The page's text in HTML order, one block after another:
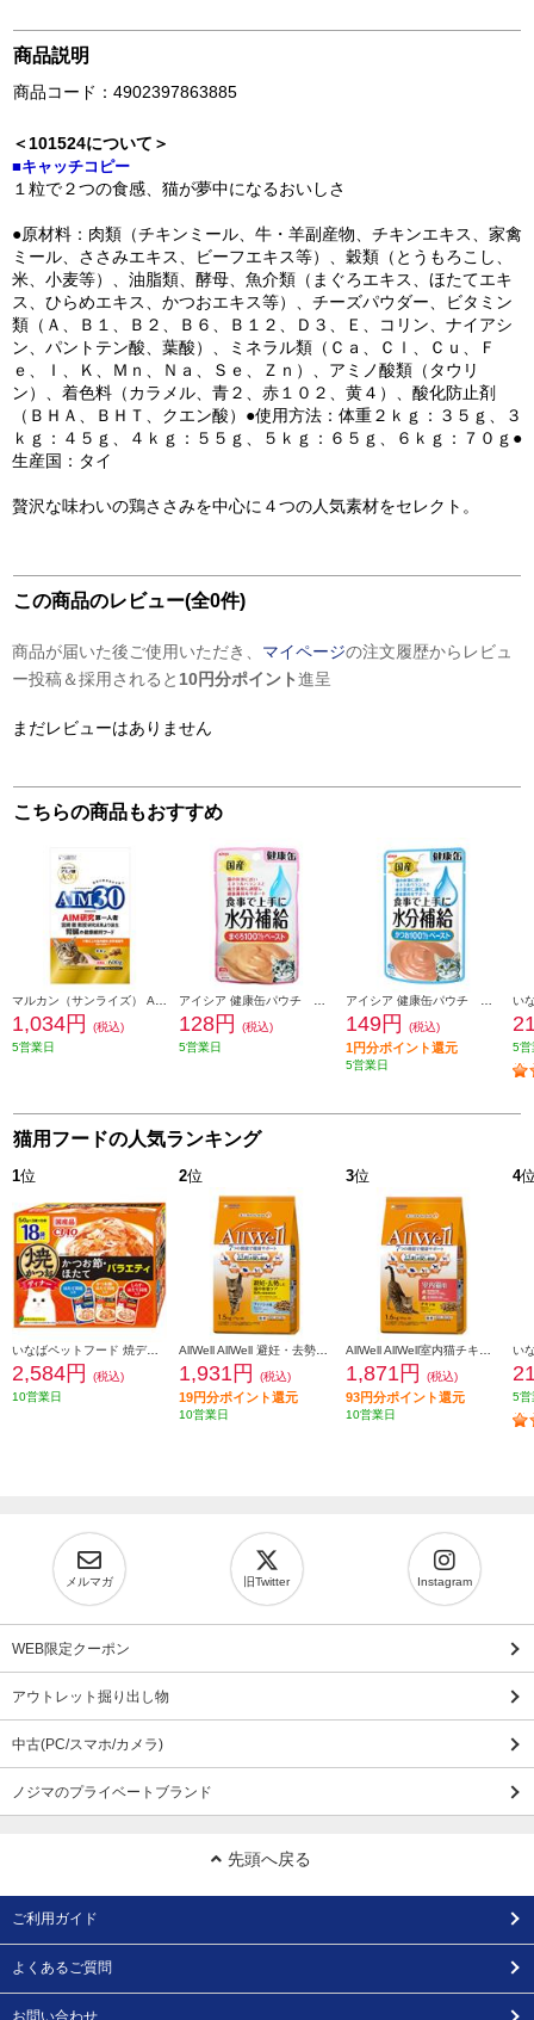
商品説明
商品コード：4902397863885
＜101524について＞
■キャッチコピー
１粒で２つの食感、猫が夢中になるおいしさ
●原材料：肉類（チキンミール、牛・羊副産物、チキンエキス、家禽
ミール、ささみエキス、ビーフエキス等）、穀類（とうもろこし、
米、小麦等）、油脂類、酵母、魚介類（まぐろエキス、ほたてエキ
ス、ひらめエキス、かつおエキス等）、チーズパウダー、ビタミン
類（Ａ、Ｂ１、Ｂ２、Ｂ６、Ｂ１２、Ｄ３、Ｅ、コリン、ナイアシ
ン、パントテン酸、葉酸）、ミネラル類（Ｃａ、Ｃｌ、Ｃｕ、Ｆ
ｅ、Ｉ、Ｋ、Ｍｎ、Ｎａ、Ｓｅ、Ｚｎ）、アミノ酸類（タウリ
ン）、着色料（カラメル、青２、赤１０２、黄４）、酸化防止剤
（ＢＨＡ、ＢＨＴ、クエン酸）●使用方法：体重２ｋｇ：３５ｇ、３
ｋｇ：４５ｇ、４ｋｇ：５５ｇ、５ｋｇ：６５ｇ、６ｋｇ：７０ｇ●
生産国：タイ
贅沢な味わいの鶏ささみを中心に４つの人気素材をセレクト。
この商品のレビュー(全0件)
商品が届いた後ご使用いただき、 マイページの注文履歴からレビュ
ー投稿＆採用されると 10円分ポイント進呈
まだレビューはありません
こちらの商品もおすすめ
1,034円
(税込)
5営業日
128円
(税込)
5営業日
149円 (税込)
1円分ポイント還元
5営業日
5営
猫用フードの人気ランキング
1位
いなばペットフード 焼ディナーかつお節ほたてバラエティ50g×18P 103629
2,584円
(税込)
10営業日
2位
1,931円 (税込)
19円分ポイント還元
10営業日
3位
1,871円 (税込)
93円分ポイント還元
10営業日
4
5営
メルマガ 旧Twitter Instagram
WEB限定クーポン
アウトレット掘り出し物
中古(PC/スマホ/カメラ)
ノジマのプライベートブランド
先頭へ戻る
ご利用ガイド
よくあるご質問
お問い合わせ